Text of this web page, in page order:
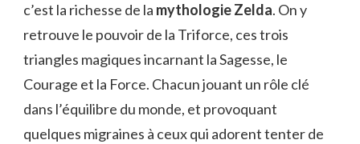
c’est la richesse de la mythologie Zelda. On y
retrouve le pouvoir de la Triforce, ces trois
triangles magiques incarnant la Sagesse, le
Courage et la Force. Chacun jouant un rôle clé
dans l’équilibre du monde, et provoquant
quelques migraines à ceux qui adorent tenter de